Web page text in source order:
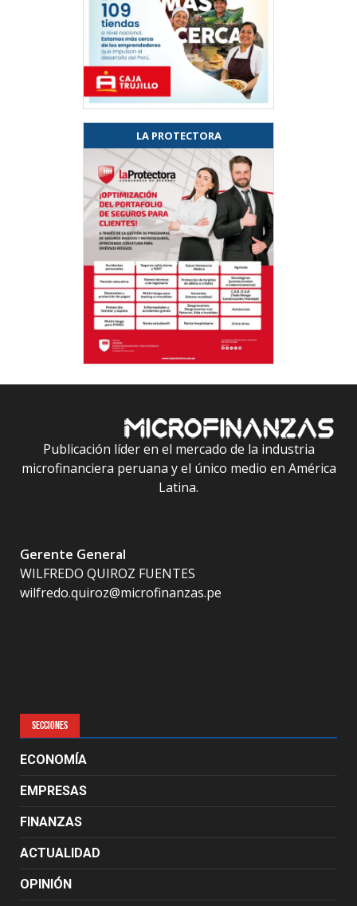
LA PROTECTORA
Publicación líder en el mercado de la industria
microfinanciera peruana y el único medio en América
Latina.
Gerente General
WILFREDO QUIROZ FUENTES
wilfredo.quiroz@microfinanzas.pe
SECCIONES
ECONOMÍA
EMPRESAS
FINANZAS
ACTUALIDAD
OPINIÓN